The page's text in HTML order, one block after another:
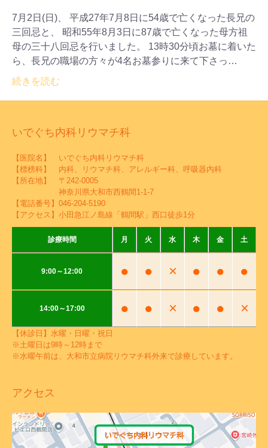
7月2日(日)、 平成27年7月8日に54歳で亡くなった長兄の
三回忌と、 昭和55年8月3日に87歳で亡くなった母方祖
母の三十八回忌を行いました。 13時30分頃お墓に着いた
ら、長兄の職場の方々が4名お墓参りに来て下さっ…
続きを読む
いでぐち内科リウマチ科
【医院名】 いでぐち内科リウマチ科
【標榜科】 内科、リウマチ科、アレルギー科、呼吸器内科
【所在地】 〒242-0005
神奈川県大和市西鶴間1-1-7
【電話番号】 046-204-5190
【アクセス】小田急江ノ島線「鶴間駅」西口徒歩1分
診療時間 月 火 水 木 金 土
9:00～12:00 ● ● × ● ● ●
14:00～17:00 ● ● × ● ● ×
【休診日】水曜・日曜・祝日
※土曜日は9時～12時まで
※水曜午前は、大和市立病院リウマチ科外来で診療しています。
アクセス